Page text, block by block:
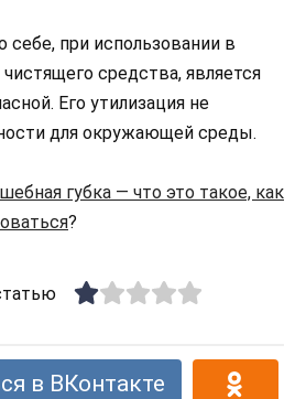
себе, при использовании в
средства, является
Его утилизация не
для окружающей среды.
губка — что это такое, как
?
в ВКонтакте